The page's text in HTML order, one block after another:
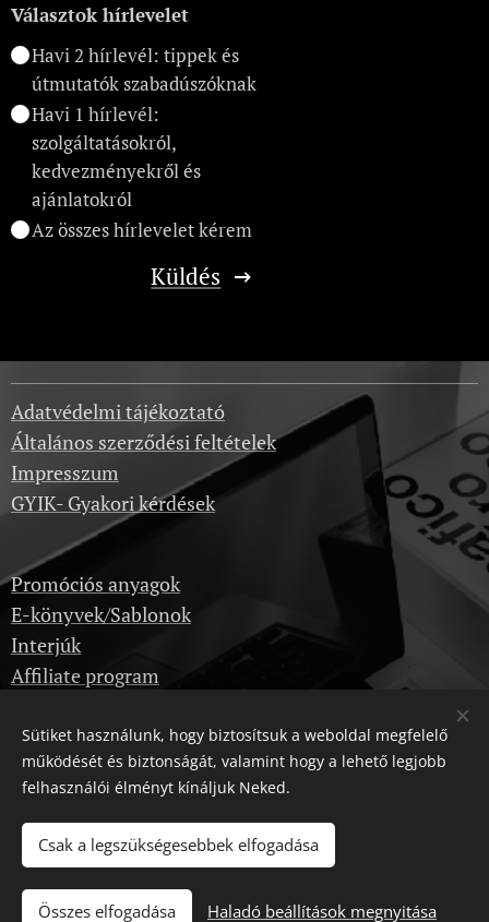
Választok hírlevelet
Havi 2 hírlevél: tippek és
útmutatók szabadúszóknak
Havi 1 hírlevél:
szolgáltatásokról,
kedvezményekről és
ajánlatokról
Az összes hírlevelet kérem
Küldés
Adatvédelmi tájékoztató
Általános szerződési feltételek
Impresszum
GYIK- Gyakori kérdések
Promóciós anyagok
E-könyvek/Sablonok
Interjúk
Affiliate program
Képzések
Kérdezz itt
Dropshipping velünk
Karrier
Sütiket használunk, hogy biztosítsuk a weboldal megfelelő
működését és biztonságát, valamint hogy a lehető legjobb
felhasználói élményt kínáljuk Neked.
Csak a legszükségesebbek elfogadása
Összes elfogadása Haladó beállítások megnyitása